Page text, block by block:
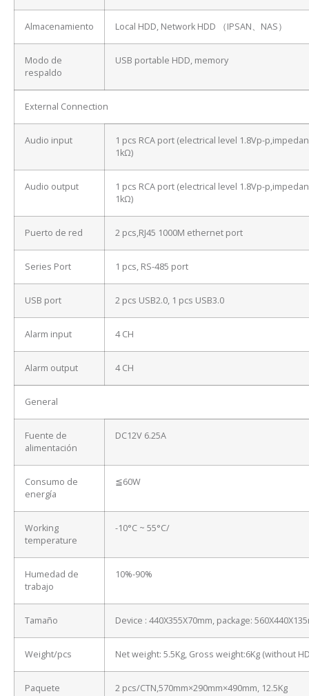
Almacenamiento Local HDD, Network HDD （IPSAN、NAS）
Modo de
respaldo
USB portable HDD, memory
External Connection
Audio input
1 pcs RCA port (electrical level 1.8Vp-
1kΩ)
Audio output
1 pcs RCA port (electrical level 1.8Vp-
1kΩ)
Puerto de red 2 pcs,RJ45 1000M ethernet port
Series Port 1 pcs, RS-485 port
USB port 2 pcs USB2.0, 1 pcs USB3.0
Alarm input 4 CH
Alarm output 4 CH
General
Fuente de
alimentación
DC12V 6.25A
Consumo de
energía
≦60W
Working
temperature
-10°C ~ 55°C/
Humedad de
trabajo
10%-90%
Tamaño Device : 440X355X70mm, package:
Weight/pcs Net weight: 5.5Kg, Gross weight:6Kg (without
Paquete 2 pcs/CTN,570mm×290mm×490mm, 12.5Kg